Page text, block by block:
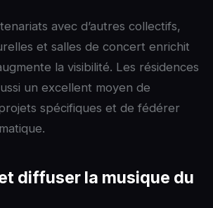
avec d’autres collectifs,
et salles de concert enrichit
la visibilité. Les résidences
un excellent moyen de
spécifiques et de fédérer
diffuser la musique du